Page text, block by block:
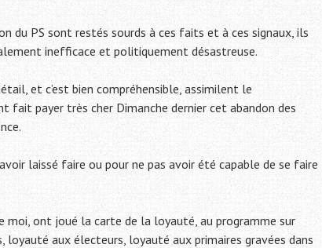
du PS sont restés sourds à ces faits et à ces signaux, ils
inefficace et politiquement désastreuse.
et c’est bien compréhensible, assimilent le
fait payer très cher Dimanche dernier cet abandon des
laissé faire ou pour ne pas avoir été capable de se faire
moi, ont joué la carte de la loyauté, au programme sur
aux électeurs, loyauté aux primaires gravées dans